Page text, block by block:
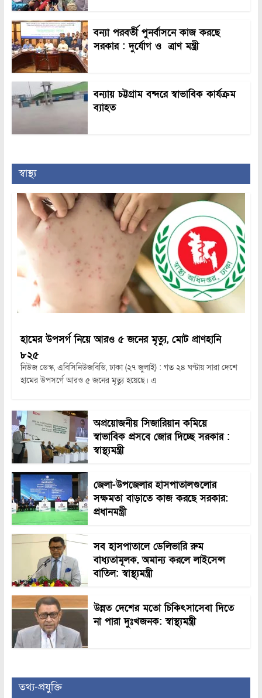
বন্যা পরবর্তী পুনর্বাসনে কাজ করছে
সরকার : দুর্যোগ ও ত্রাণ মন্ত্রী
বন্যায় চট্টগ্রাম বন্দরে স্বাভাবিক কার্যক্রম
ব্যাহত
স্বাস্থ্য
হামের উপসর্গ নিয়ে আরও ৫ জনের মৃত্যু, মোট প্রাণহানি
৮২৫
নিউজ ডেস্ক, এবিসিনিউজবিডি, ঢাকা (২৭ জুলাই) : গত ২৪ ঘণ্টায় সারা দেশে
হামের উপসর্গে আরও ৫ জনের মৃত্যু হয়েছে। এ
অপ্রয়োজনীয় সিজারিয়ান কমিয়ে
স্বাভাবিক প্রসবে জোর দিচ্ছে সরকার :
স্বাস্থ্যমন্ত্রী
জেলা-উপজেলার হাসপাতালগুলোর
সক্ষমতা বাড়াতে কাজ করছে সরকার:
প্রধানমন্ত্রী
সব হাসপাতালে ডেলিভারি রুম
বাধ্যতামূলক, অমান্য করলে লাইসেন্স
বাতিল: স্বাস্থ্যমন্ত্রী
উন্নত দেশের মতো চিকিৎসাসেবা দিতে
না পারা দুঃখজনক: স্বাস্থ্যমন্ত্রী
তথ্য-প্রযুক্তি